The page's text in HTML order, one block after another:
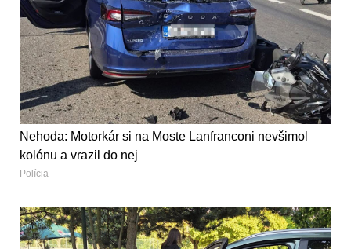
Nehoda: Motorkár si na Moste Lanfranconi nevšimol
kolónu a vrazil do nej
Polícia